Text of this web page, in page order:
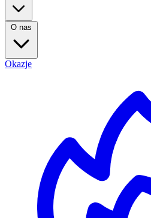
O nas
Okazje